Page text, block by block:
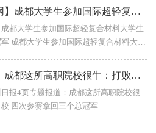
总冠军中央广电总台国际在线 2018-...
【中国新闻网】成都大学生参加国际超轻复合材料大学生桥梁竞赛获总冠军
成都大学生参加国际超轻复合材料大学生
料大学
【四川日报】成都这所高职院校很牛：打败国际名校 四次参赛拿回三个总冠军
报4页专题报道：成都这所高职院校很
四次参赛拿回三个总冠军